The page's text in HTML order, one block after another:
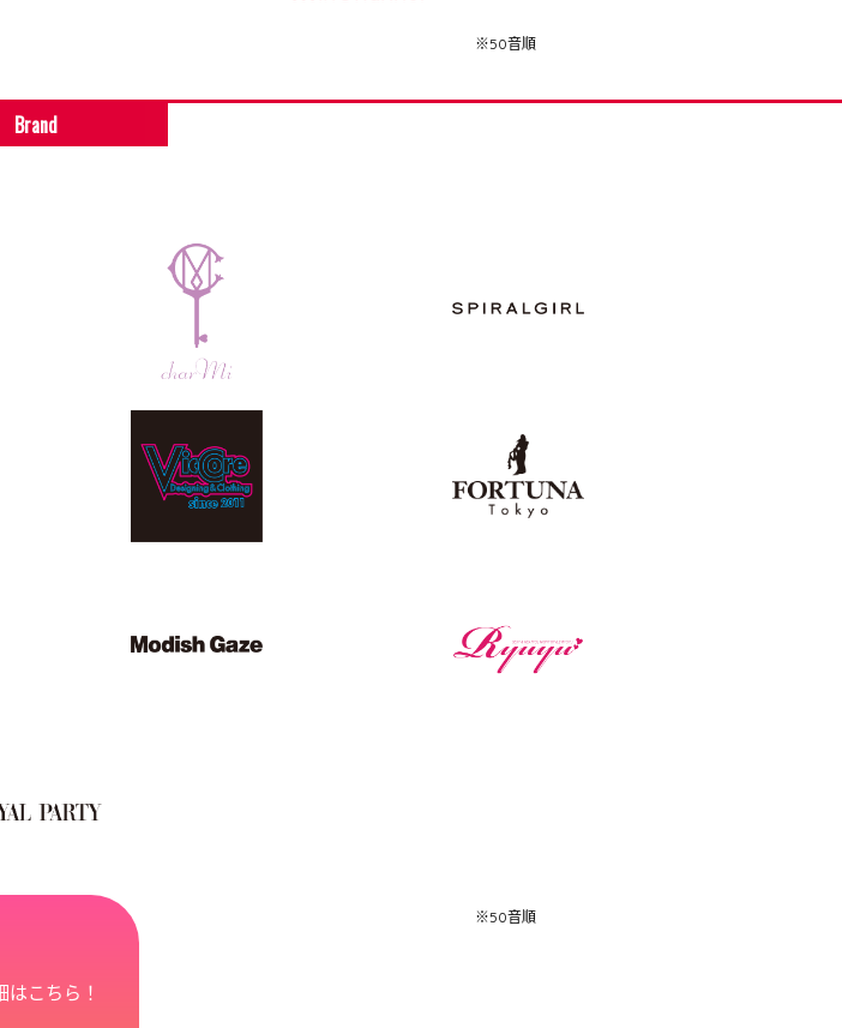
※50音順
Brand
※50音順
はこちら！